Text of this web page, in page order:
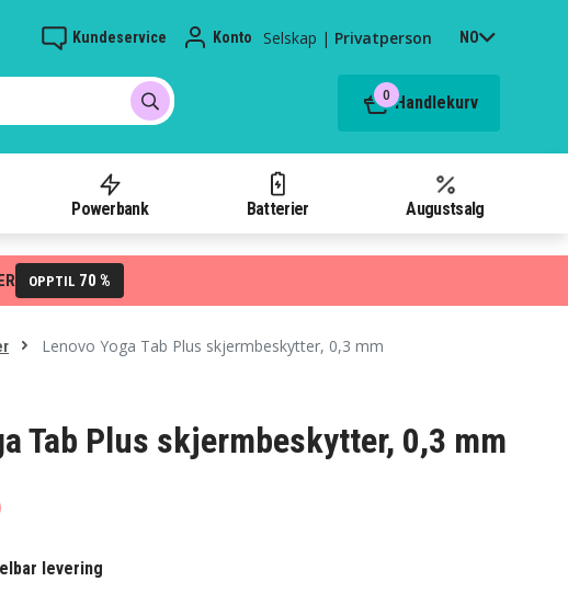
Kundeservice Konto Selskap | Privatperson NO
0 Handlekurv
Powerbank Batterier Augustsalg
OPPTIL 70 %
Lenovo Yoga Tab Plus skjermbeskytter, 0,3 mm
Tab Plus skjermbeskytter, 0,3 mm
levering